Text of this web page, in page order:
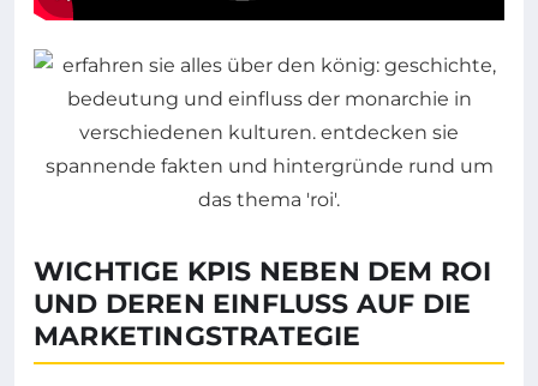
WICHTIGE KPIS NEBEN DEM ROI
UND DEREN EINFLUSS AUF DIE
MARKETINGSTRATEGIE